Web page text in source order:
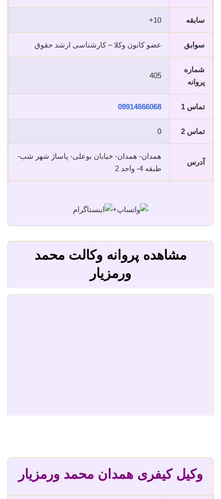
سابقه 10+
سوابق عضو کانون وکلا – کارشناسی ارشد حقوق
شماره
پروانه
405
تماس 1 09914666068
تماس 2 0
آدرس
همدان- همدان- خیابان بوعلی- پاساژ شهر شب-
طبقه 4- واحد 2
+
مشاهده پروانه وکالت محمد
ورمزیار
وکیل کیفری همدان محمد ورمزیار